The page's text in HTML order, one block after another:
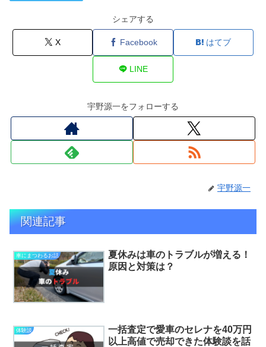
シェアする
X Facebook はてブ
LINE
宇野源一をフォローする
宇野源一
関連記事
車にまつわるお話
夏休みは車のトラブルが増える！
原因と対策は？
体験談
一括査定で愛車のセレナを40万円
以上高値で売却できた体験談を話